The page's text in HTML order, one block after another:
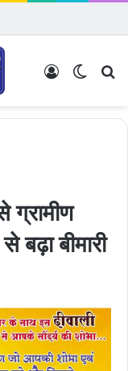
Log In
ग्रामीण
बीमारी